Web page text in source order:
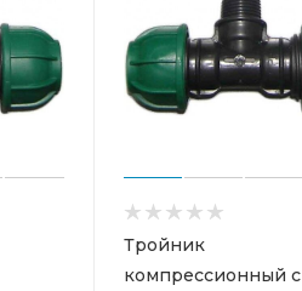
Тройник
компрессионный с